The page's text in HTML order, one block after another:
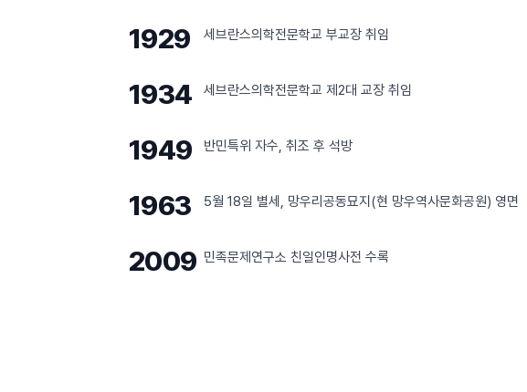
1929 세브란스의학전문학교 부교장 취임
1934 세브란스의학전문학교 제2대 교장 취임
1949 반민특위 자수, 취조 후 석방
1963 5월 18일 별세, 망우리공동묘지(현 망우역사문화공원) 영면
2009 민족문제연구소 친일인명사전 수록